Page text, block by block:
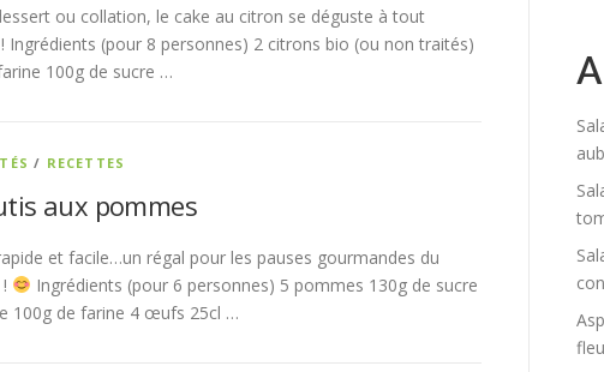
ou collation, le cake au citron se déguste à tout
Ingrédients (pour 8 personnes) 2 citrons bio (ou non traités)
100g de sucre …
/ RECETTES
aux pommes
et facile…un régal pour les pauses gourmandes du
Ingrédients (pour 6 personnes) 5 pommes 130g de sucre
100g de farine 4 œufs 25cl …